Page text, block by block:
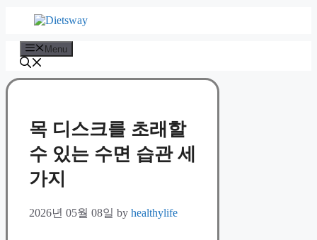
Menu
목 디스크를 초래할
수 있는 수면 습관 세
가지
2026년 05월 08일 by healthylife